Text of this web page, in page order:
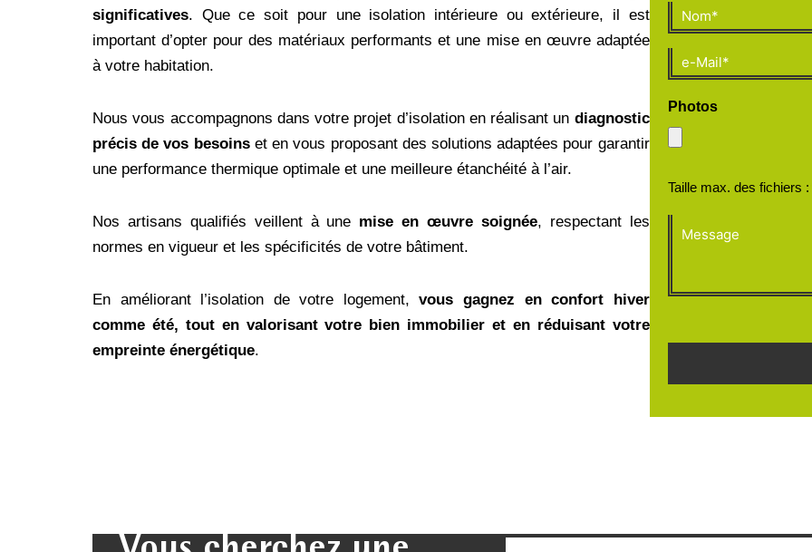
significatives. Que ce soit pour une isolation intérieure ou extérieure, il est
important d’opter pour des matériaux performants et une mise en œuvre adaptée
à votre habitation.
Nous vous accompagnons dans votre projet d’isolation en réalisant un diagnostic
précis de vos besoinset en vous proposant des solutions adaptées pour garantir
une performance thermique optimale et une meilleure étanchéité à l’air.
Nos artisans qualifiés veillent à une mise en œuvre soignée, respectant les
normes en vigueur et les spécificités de votre bâtiment.
En améliorant l’isolation de votre logement,vous gagnez en confort hiver
comme été, tout en valorisant votre bien immobilier et en réduisant votre
empreinte énergétique.
Nom
mail
(Nécessaire)
Photos
Taille max. des fichiers
Message